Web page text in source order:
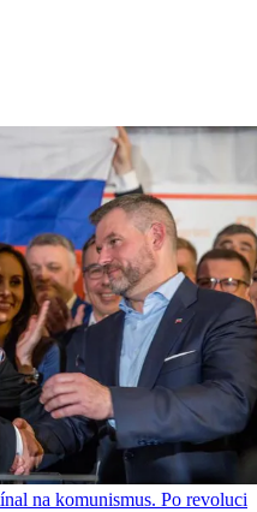
na komunismus. Po revoluci